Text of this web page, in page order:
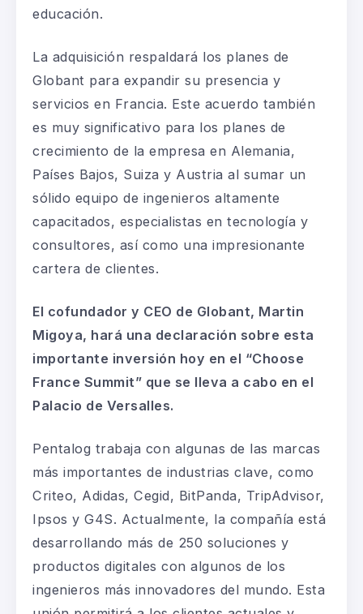
educación.
La adquisición respaldará los planes de
Globant para expandir su presencia y
servicios en Francia. Este acuerdo también
es muy significativo para los planes de
crecimiento de la empresa en Alemania,
Países Bajos, Suiza y Austria al sumar un
sólido equipo de ingenieros altamente
capacitados, especialistas en tecnología y
consultores, así como una impresionante
cartera de clientes.
El cofundador y CEO de Globant, Martin
Migoya, hará una declaración sobre esta
importante inversión hoy en el “Choose
France Summit” que se lleva a cabo en el
Palacio de Versalles.
Pentalog trabaja con algunas de las marcas
más importantes de industrias clave, como
Criteo, Adidas, Cegid, BitPanda, TripAdvisor,
Ipsos y G4S. Actualmente, la compañía está
desarrollando más de 250 soluciones y
productos digitales con algunos de los
ingenieros más innovadores del mundo. Esta